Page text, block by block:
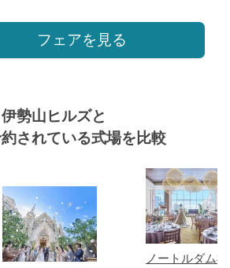
フェアを見る
伊勢山ヒルズと
されている式場を比較
ノートルダム